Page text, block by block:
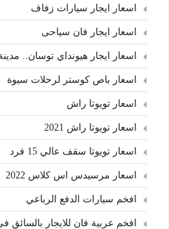
اسعار ايجار سيارات زفاف
اسعار ايجار فان سياحى
اسعار ايجار هيونداي توسان..
اسعار باص كوستر لرحلات سيوة
اسعار تويوتا راش
اسعار تويوتا راش 2021
اسعار تويوتا سقف عالي 15 فرد
اسعار مرسيدس اس كلاس 2022
افخم سيارات الدفع الرباعي
افخم عربية فان للايجار